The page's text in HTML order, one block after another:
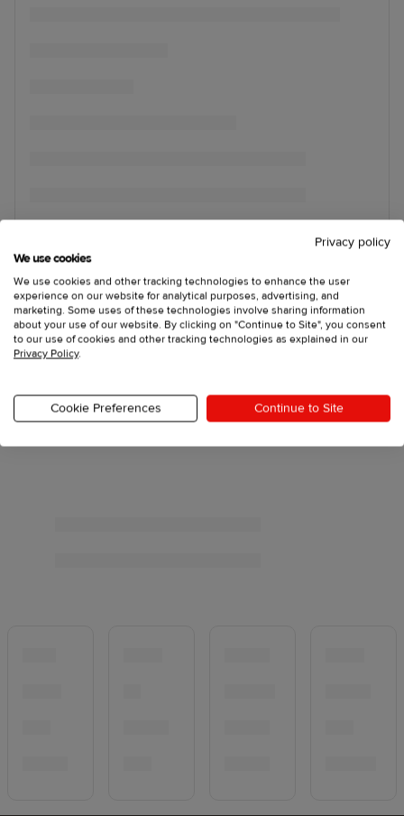
Privacy policy
We use cookies
We use cookies and other tracking technologies to enhance the user
experience on our website for analytical purposes, advertising, and
marketing. Some uses of these technologies involve sharing information
about your use of our website. By clicking on "Continue to Site", you consent
to our use of cookies and other tracking technologies as explained in our
Privacy Policy.
Cookie Preferences Continue to Site